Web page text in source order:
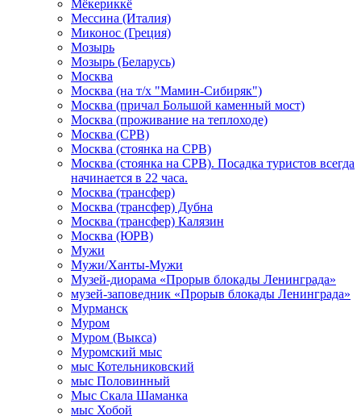
Мёкериккё
Мессина (Италия)
Миконос (Греция)
Мозырь
Мозырь (Беларусь)
Москва
Москва (на т/х "Мамин-Сибиряк")
Москва (причал Большой каменный мост)
Москва (проживание на теплоходе)
Москва (СРВ)
Москва (стоянка на СРВ)
Москва (стоянка на СРВ). Посадка туристов всегда
начинается в 22 часа.
Москва (трансфер)
Москва (трансфер) Дубна
Москва (трансфер) Калязин
Москва (ЮРВ)
Мужи
Мужи/Ханты-Мужи
Музей-диорама «Прорыв блокады Ленинграда»
музей-заповедник «Прорыв блокады Ленинграда»
Мурманск
Муром
Муром (Выкса)
Муромский мыс
мыс Котельниковский
мыс Половинный
Мыс Скала Шаманка
мыс Хобой